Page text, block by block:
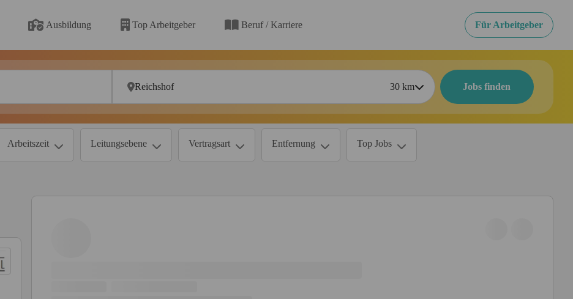
Ausbildung Top Arbeitgeber Beruf / Karriere Für Arbeitgeber
30km Jobs finden
Arbeitszeit Leitungsebene Vertragsart Entfernung Top Jobs